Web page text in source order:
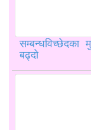
सम्बन्धविच्छेदका
बढ्दो